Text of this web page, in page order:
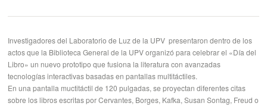
Investigadores del Laboratorio de Luz de la UPV presentaron dentro de los
actos que la Biblioteca General de la UPV organizó para celebrar el «Día del
Libro» un nuevo prototipo que fusiona la literatura con avanzadas
tecnologías interactivas basadas en pantallas multitáctiles.
En una pantalla muctitáctil de 120 pulgadas, se proyectan diferentes citas
sobre los libros escritas por Cervantes, Borges, Kafka, Susan Sontag, Freud o